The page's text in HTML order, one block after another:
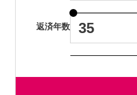
返済年数